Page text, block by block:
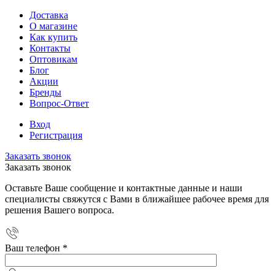
Доставка
О магазине
Как купить
Контакты
Оптовикам
Блог
Акции
Бренды
Вопрос-Ответ
Вход
Регистрация
Заказать звонок
Заказать звонок
Оставьте Ваше сообщение и контактные данные и наши
специалисты свяжутся с Вами в ближайшее рабочее время для
решения Вашего вопроса.
Ваш телефон *